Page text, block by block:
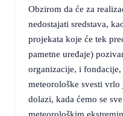
Obzirom da će za
nedostajati sredstava,
projekata koje će tek
pametne uređaje)
organizacije, i fondacije,
meteorološke svesti
dolazi, kada ćemo se